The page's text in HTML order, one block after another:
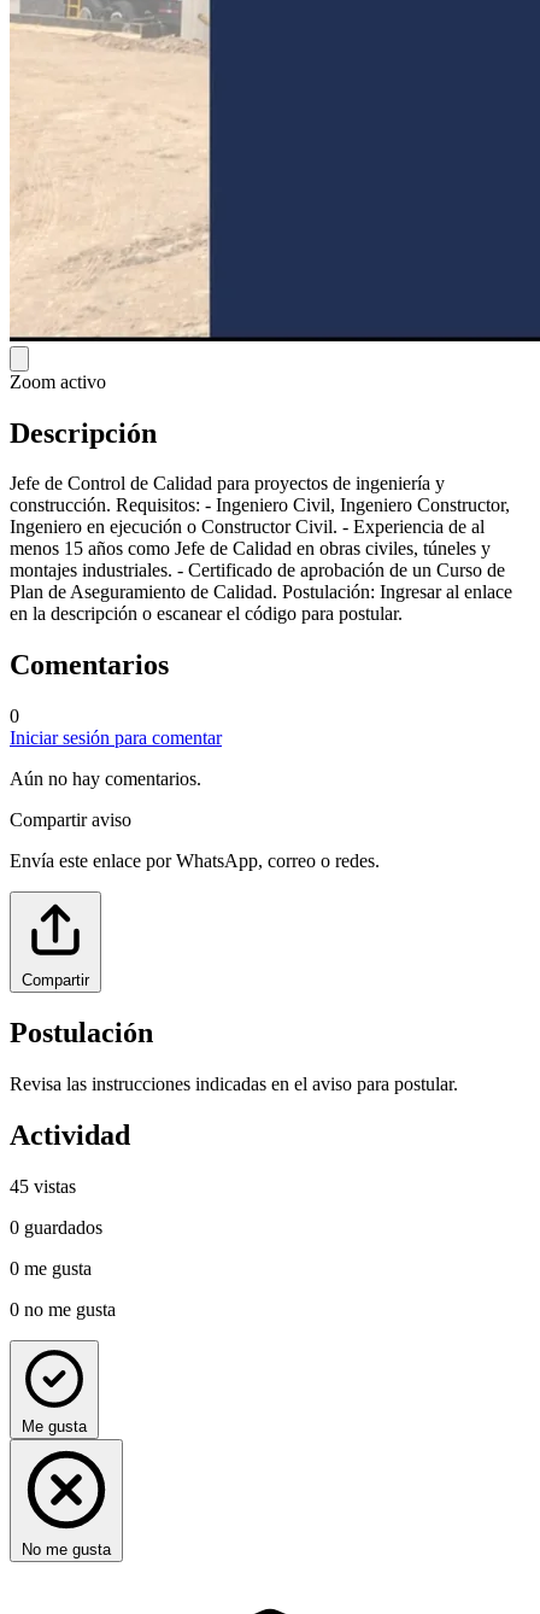
Zoom activo
Descripción
Jefe de Control de Calidad para proyectos de ingeniería y
construcción. Requisitos: - Ingeniero Civil, Ingeniero Constructor,
Ingeniero en ejecución o Constructor Civil. - Experiencia de al
menos 15 años como Jefe de Calidad en obras civiles, túneles y
montajes industriales. - Certificado de aprobación de un Curso de
Plan de Aseguramiento de Calidad. Postulación: Ingresar al enlace
en la descripción o escanear el código para postular.
Comentarios
0
Iniciar sesión para comentar
Aún no hay comentarios.
Compartir aviso
Envía este enlace por WhatsApp, correo o redes.
Compartir
Postulación
Revisa las instrucciones indicadas en el aviso para postular.
Actividad
45 vistas
0 guardados
0 me gusta
0 no me gusta
Me gusta
No me gusta